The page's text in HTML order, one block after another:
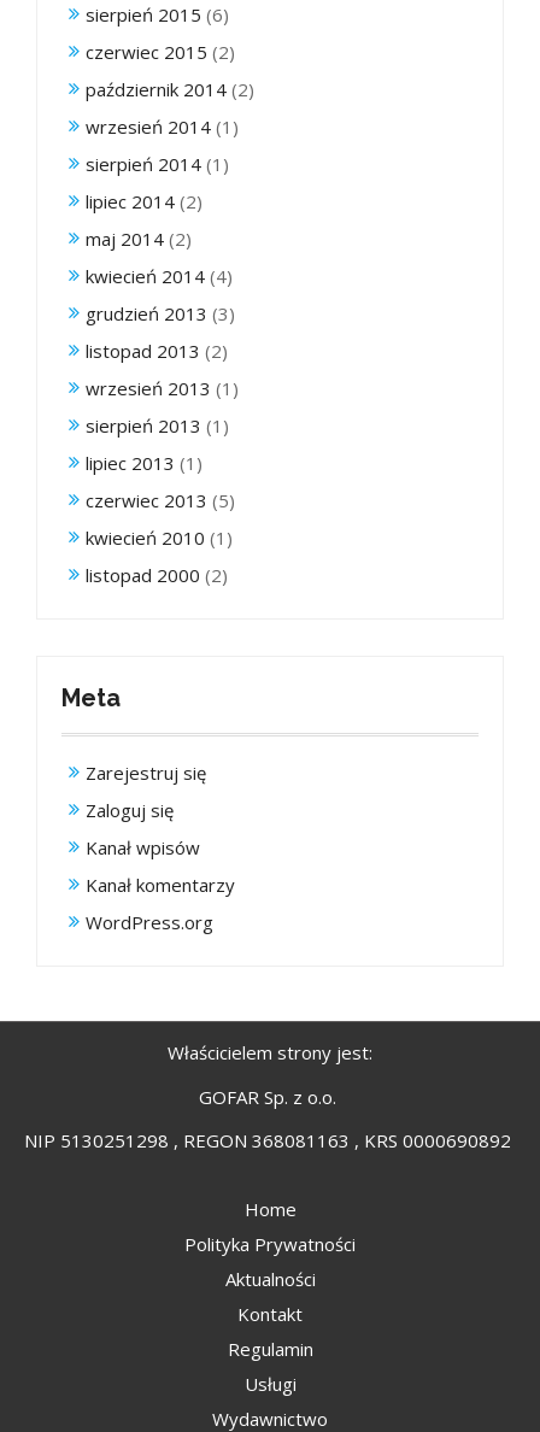
sierpień 2015 (6)
czerwiec 2015 (2)
październik 2014 (2)
wrzesień 2014 (1)
sierpień 2014 (1)
lipiec 2014 (2)
maj 2014 (2)
kwiecień 2014 (4)
grudzień 2013 (3)
listopad 2013 (2)
wrzesień 2013 (1)
sierpień 2013 (1)
lipiec 2013 (1)
czerwiec 2013 (5)
kwiecień 2010 (1)
listopad 2000 (2)
Meta
Zarejestruj się
Zaloguj się
Kanał wpisów
Kanał komentarzy
WordPress.org
Właścicielem strony jest:
GOFAR Sp. z o.o.
NIP 5130251298 , REGON 368081163 , KRS 0000690892
Home
Polityka Prywatności
Aktualności
Kontakt
Regulamin
Usługi
Wydawnictwo